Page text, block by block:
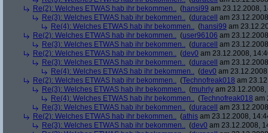
Re(2): Welches ETWAS hab ihr bekommen.. (hansi99 am 23.12.2008,
Re(3): Welches ETWAS hab ihr bekommen.. (duracell
am
Re(4): Welches ETWAS hab ihr bekommen.. (hansi99 am
Re(2): Welches ETWAS hab ihr bekommen.. (user96106 am
Re(3): Welches ETWAS hab ihr bekommen.. (duracell
am
Re(2): Welches ETWAS hab ihr bekommen.. (dev0 am 23.12.2008,
Re(3): Welches ETWAS hab ihr bekommen.. (duracell
am
Re(4): Welches ETWAS hab ihr bekommen.. (dev0 am
Re(2): Welches ETWAS hab ihr bekommen.. (Technofreak018 am
Re(3): Welches ETWAS hab ihr bekommen.. (muhrly am
Re(4): Welches ETWAS hab ihr bekommen.. (Technofreak018 am
Re(3): Welches ETWAS hab ihr bekommen.. (duracell
am
Re(2): Welches ETWAS hab ihr bekommen.. (athis am 23.12.2008,
Re(3): Welches ETWAS hab ihr bekommen.. (dev0 am 23.12.2008,